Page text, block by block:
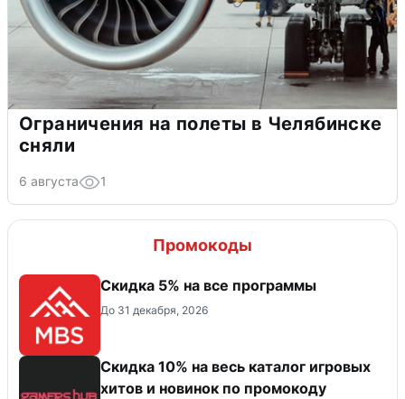
Ограничения на полеты в Челябинске
сняли
6 августа 1
Промокоды
Скидка 5% на все программы
До 31 декабря, 2026
Скидка 10% на весь каталог игровых
хитов и новинок по промокоду